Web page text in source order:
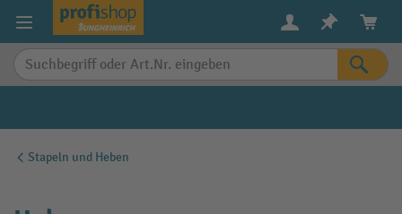
springen
Stapeln und Heben